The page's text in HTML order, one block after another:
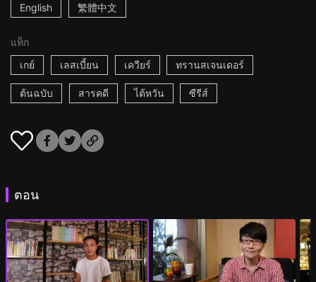
English
繁體中文
แท็ก
เกย์
เลสเบี้ยน เควียร์ ทรานสเจนเดอร์
ต้นฉบับ สารคดี ไต้หวัน ซีรีส์
ตอน